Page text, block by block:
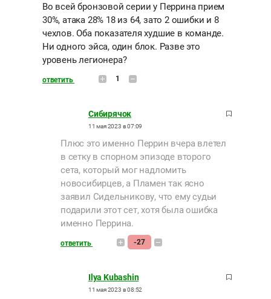
Во всей бронзовой серии у Перрина прием
30%, атака 28% 18 из 64, зато 2 ошибки и 8
чехлов. Оба показателя худшие в команде.
Ни одного эйса, один блок. Разве это
уровень легионера?
ответить 1
Сибирячок
11 мая 2023 в 07:09
Плюс это именно Перрин вчера влетел
в сетку в спорном эпизоде второго
сета, который мог надломить
новосибирцев, а Пламен так ясно
заявил Сидельникову, что ему судьи
подарили этот сет, хотя была ошибка
именно Перрина.
ответить -27
Ilya Kubashin
11 мая 2023 в 08:52